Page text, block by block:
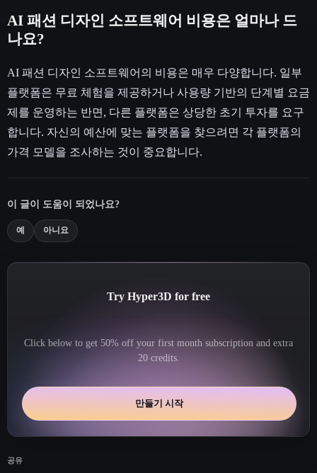
AI 패션 디자인 소프트웨어 비용은 얼마나 드
나요?
AI 패션 디자인 소프트웨어의 비용은 매우 다양합니다. 일부
플랫폼은 무료 체험을 제공하거나 사용량 기반의 단계별 요금
제를 운영하는 반면, 다른 플랫폼은 상당한 초기 투자를 요구
합니다. 자신의 예산에 맞는 플랫폼을 찾으려면 각 플랫폼의
가격 모델을 조사하는 것이 중요합니다.
이 글이 도움이 되었나요?
예 아니요
Try Hyper3D for free
Click below to get 50% off your first month subscription and extra
20 credits.
만들기 시작
공유